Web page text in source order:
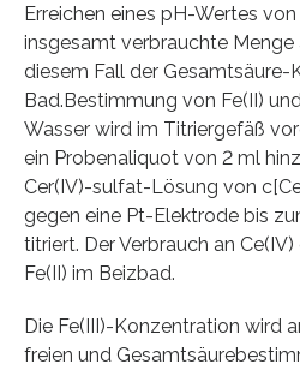
Erreichen eines pH-Wertes
insgesamt verbrauchte Menge
diesem Fall der Gesamtsäure-
Bad.Bestimmung von Fe(II)
Wasser wird im Titriergefäß
ein Probenaliquot von 2 ml
Cer(IV)-sulfat-Lösung von
gegen eine Pt-Elektrode bis
titriert. Der Verbrauch an
Fe(II) im Beizbad.
Die Fe(III)-Konzentration wird
freien und